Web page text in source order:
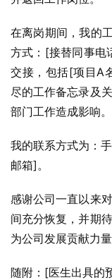
在离岗期间，我的
方式：[接替同事电
交接，包括[项目A
尽的工作备忘录及
部门工作造成影响。
我的联系方式为：
邮箱]。
感谢公司一直以来
间充分恢复，并期
为公司发展贡献力量
随附：[医生出具的